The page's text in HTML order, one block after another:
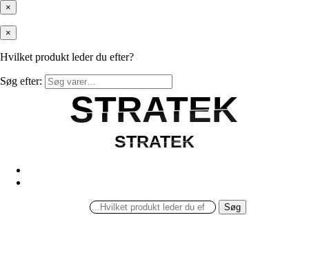
×
×
Hvilket produkt leder du efter?
Søg efter:
STRATEK
STRATEK
STRATEK
STRATEK
Søg